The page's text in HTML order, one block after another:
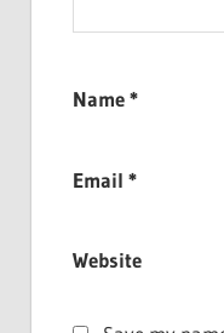
Name*
Email *
Website